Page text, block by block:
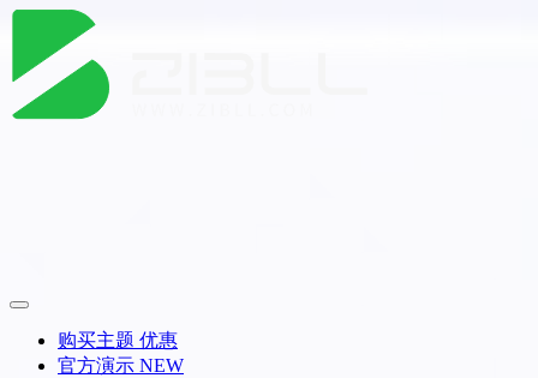
购买主题 优惠
官方演示 NEW